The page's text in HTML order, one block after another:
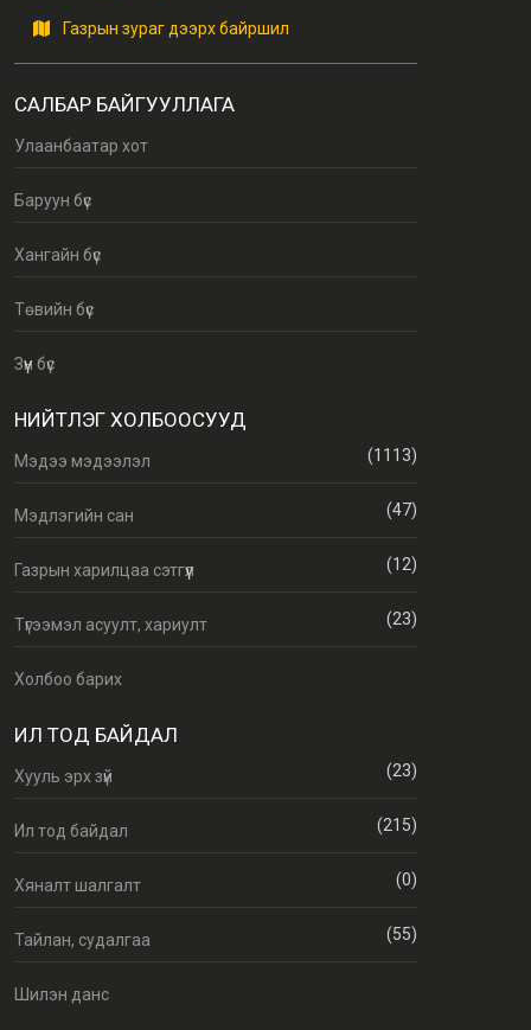
Газрын зураг дээрх байршил
САЛБАР БАЙГУУЛЛАГА
Улаанбаатар хот
Баруун бүс
Хангайн бүс
Төвийн бүс
Зүүн бүс
НИЙТЛЭГ ХОЛБООСУУД
Мэдээ мэдээлэл (1113)
Мэдлэгийн сан (47)
Газрын харилцаа сэтгүүл (12)
Түгээмэл асуулт, хариулт (23)
Холбоо барих
ИЛ ТОД БАЙДАЛ
Хууль эрх зүй (23)
Ил тод байдал (215)
Хяналт шалгалт (0)
Тайлан, судалгаа (55)
Шилэн данс